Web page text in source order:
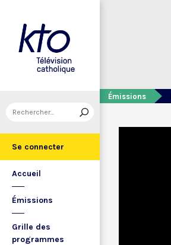
Se connecter
Accueil
Émissions
Grille des
programmes
Émissions